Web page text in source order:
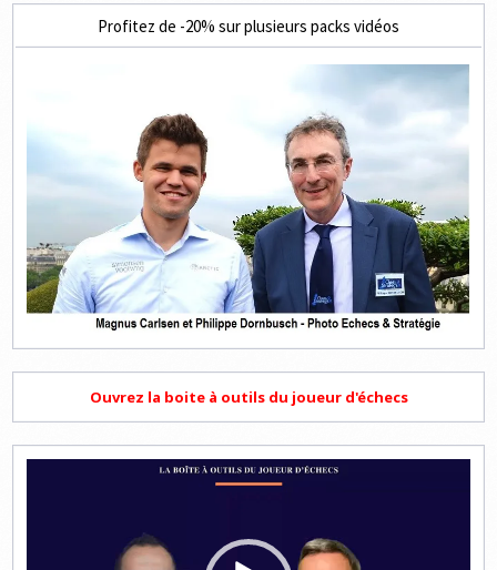
Profitez de -20% sur plusieurs packs vidéos
Ouvrez la boite à outils du joueur d'échecs